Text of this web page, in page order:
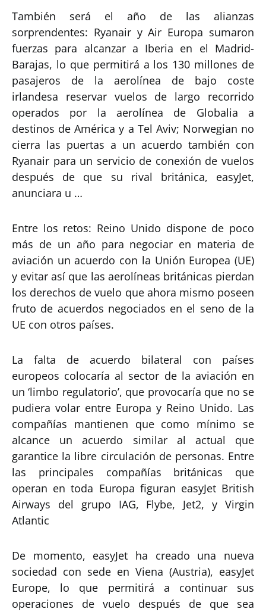
También será el año de las alianzas
sorprendentes: Ryanair y Air Europa sumaron
fuerzas para alcanzar a Iberia en el Madrid-
Barajas, lo que permitirá a los 130 millones de
pasajeros de la aerolínea de bajo coste
irlandesa reservar vuelos de largo recorrido
operados por la aerolínea de Globalia a
destinos de América y a Tel Aviv; Norwegian no
cierra las puertas a un acuerdo también con
Ryanair para un servicio de conexión de vuelos
después de que su rival británica, easyJet,
anunciara u …
Entre los retos: Reino Unido dispone de poco
más de un año para negociar en materia de
aviación un acuerdo con la Unión Europea (UE)
y evitar así que las aerolíneas británicas pierdan
los derechos de vuelo que ahora mismo poseen
fruto de acuerdos negociados en el seno de la
UE con otros países.
La falta de acuerdo bilateral con países
europeos colocaría al sector de la aviación en
un ‘limbo regulatorio’, que provocaría que no se
pudiera volar entre Europa y Reino Unido. Las
compañías mantienen que como mínimo se
alcance un acuerdo similar al actual que
garantice la libre circulación de personas. Entre
las principales compañías británicas que
operan en toda Europa figuran easyJet British
Airways del grupo IAG, Flybe, Jet2, y Virgin
Atlantic
De momento, easyJet ha creado una nueva
sociedad con sede en Viena (Austria), easyJet
Europe, lo que permitirá a continuar sus
operaciones de vuelo después de que sea